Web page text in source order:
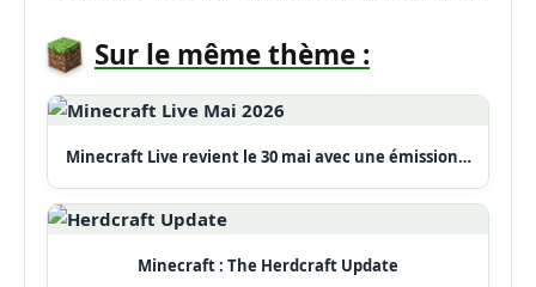
Sur le même thème :
Minecraft Live revient le 30 mai avec une émission…
Minecraft : The Herdcraft Update